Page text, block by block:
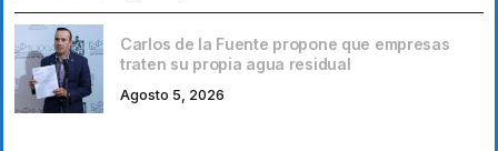
Carlos de la Fuente propone que empresas
traten su propia agua residual
Agosto 5, 2026